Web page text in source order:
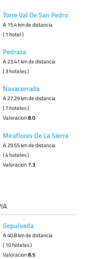
Torre Val De San Pedro
A 15.4 km de distancia
( 1 hotel )
Pedraza
A 23.41 km de distancia
( 3 hoteles )
Navacerrada
A 27.29 km de distancia
( 7 hoteles )
Valoracion8.0
Miraflores De La Sierra
A 29.55 km de distancia
( 4 hoteles )
Valoracion7.3
Sepulveda
A 40.8 km de distancia
( 10 hoteles )
Valoracion8.5